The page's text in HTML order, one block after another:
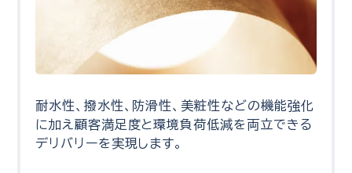
耐水性、撥水性、防滑性、美粧性などの機能強化
に加え顧客満足度と環境負荷低減を両立できる
デリバリーを実現します。